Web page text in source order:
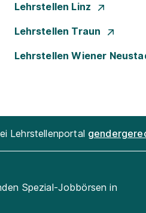
Lehrstellen Linz
Lehrstellen Traun
Lehrstellen Wiener
Lehrstellenportal
Spezial-Jobbörsen in